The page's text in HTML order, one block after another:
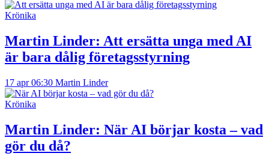
Krönika
Martin Linder: Att ersätta unga med AI
är bara dålig företagsstyrning
17 apr 06:30 Martin Linder
Krönika
Martin Linder: När AI börjar kosta – vad
gör du då?